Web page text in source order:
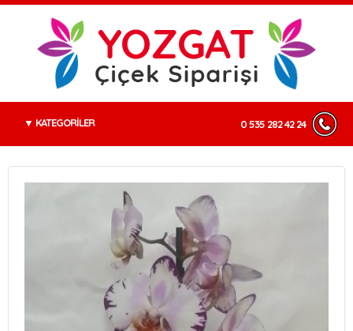
KATEGORİLER 0 535 282 42 24